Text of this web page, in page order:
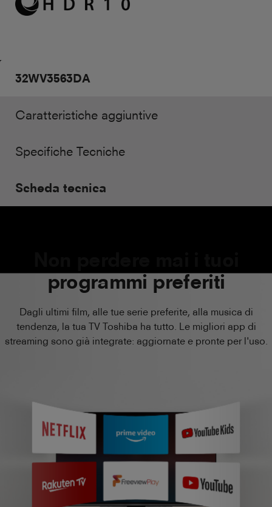
32WV3563DA
Caratteristiche aggiuntive
Specifiche Tecniche
Scheda tecnica
programmi preferiti
Dagli ultimi film, alle tue serie preferite, alla musica di
tendenza, la tua TV Toshiba ha tutto. Le migliori app di
streaming sono già integrate: aggiornate e pronte per l'uso.